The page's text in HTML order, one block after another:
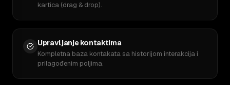
kartica (drag & drop).
Upravljanje kontaktima
Kompletna baza kontakata sa historijom interakcija i
prilagođenim poljima.